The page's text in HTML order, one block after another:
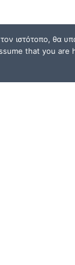
ιστότοπο, θα
that you are